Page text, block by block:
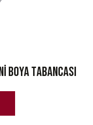
Boya Tabancası